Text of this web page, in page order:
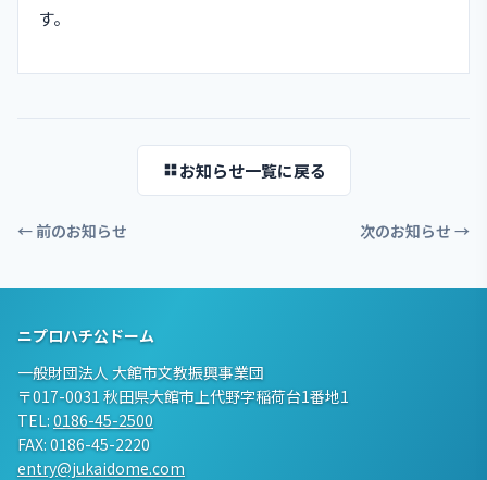
す。
← 前のお知らせ
お知らせ一覧に戻る
次のお知らせ →
ニプロハチ公ドーム
一般財団法人 大館市文教振興事業団
〒017-0031 秋田県大館市上代野字稲荷台1番地1
TEL: 0186-45-2500
FAX: 0186-45-2220
entry@jukaidome.com